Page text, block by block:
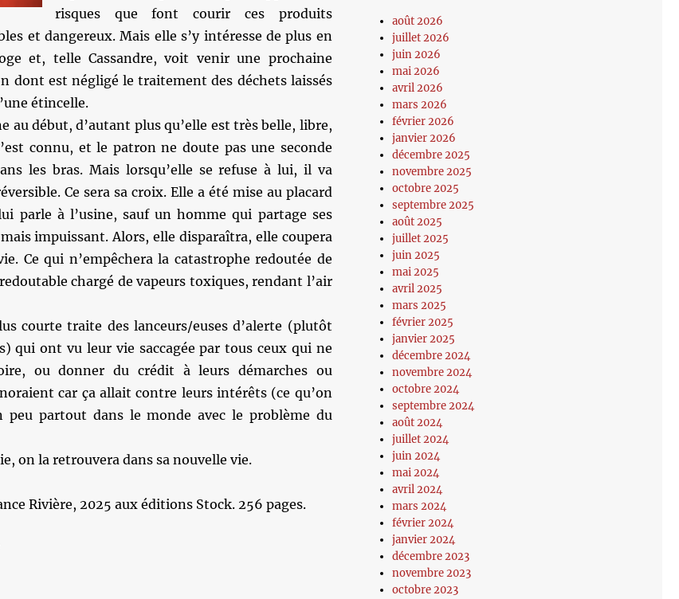
risques que font courir ces produits
et dangereux. Mais elle s’y intéresse de plus en
et, telle Cassandre, voit venir une prochaine
dont est négligé le traitement des déchets laissés
étincelle.
au début, d’autant plus qu’elle est très belle, libre,
connu, et le patron ne doute pas une seconde
les bras. Mais lorsqu’elle se refuse à lui, il va
Ce sera sa croix. Elle a été mise au placard
parle à l’usine, sauf un homme qui partage ses
impuissant. Alors, elle disparaîtra, elle coupera
Ce qui n’empêchera la catastrophe redoutée de
chargé de vapeurs toxiques, rendant l’air
courte traite des lanceurs/euses d’alerte (plutôt
qui ont vu leur vie saccagée par tous ceux qui ne
ou donner du crédit à leurs démarches ou
car ça allait contre leurs intérêts (ce qu’on
partout dans le monde avec le problème du
on la retrouvera dans sa nouvelle vie.
Rivière, 2025 aux éditions Stock. 256 pages.
août 2026
juillet 2026
juin 2026
mai 2026
avril 2026
mars 2026
février 2026
janvier 2026
décembre 2025
novembre 2025
octobre 2025
septembre 2025
août 2025
juillet 2025
juin 2025
mai 2025
avril 2025
mars 2025
février 2025
janvier 2025
décembre 2024
novembre 2024
octobre 2024
septembre 2024
août 2024
juillet 2024
juin 2024
mai 2024
avril 2024
mars 2024
février 2024
janvier 2024
décembre 2023
novembre 2023
octobre 2023